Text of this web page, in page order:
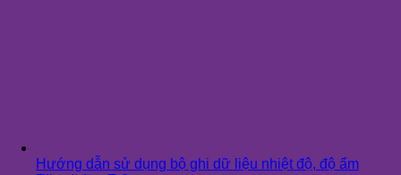
Hướng dẫn sử dụng bộ ghi dữ liệu nhiệt độ, độ ẩm